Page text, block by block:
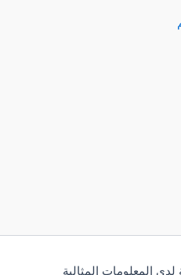
المعلومات المثالية